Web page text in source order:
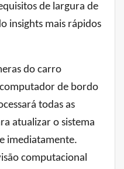
de largura de
insights mais rápidos
do carro
de bordo
todas as
atualizar o sistema
imediatamente.
computacional